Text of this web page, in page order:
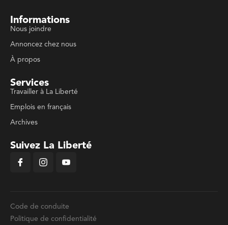
Informations
Nous joindre
Annoncez chez nous
À propos
Services
Travailler à La Liberté
Emplois en français
Archives
Suivez La Liberté
Code de conduite
Politique de confidentialité